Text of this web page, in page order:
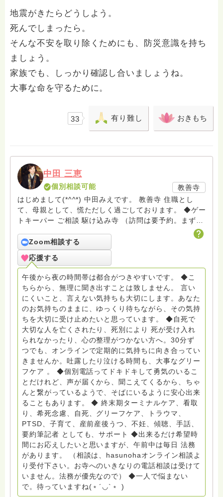
地震がきたらどうしよう。
死んでしまったら。
そんな不安を取り除くためにも、防災意識を持ち
ましょう。
家族でも、しっかり確認し合いましょうね。
大事な命を守るために。
33 有り難し おきもち
中田 三恵
個別相談可能
教善寺
はじめまして(*^^*) 中田みえです。 教善寺 住職とし
て、母親として、慌ただしく過ごしております。 ◆ゲー
トキーパー ご相談 駆け込み寺 （訪問は要予約。まずは
ターミナルケア、看取り、グリーフケア、希死念慮、自
死、産前産後うつ、育児、DV、デートDV、トラウマ、
PTSD、傾聴トレーナー、手話、要約筆記、行政相談
員、女性支援員、小学校 中学校支援員としても、ケア
サポートをしています。 ◆一般社団法人『グリーフケア
ともしび』理事長 【ともしび遺族会】運営 毎月 第１
金・昼夜2回開催（大阪駅前第3ビル） 14：00〜，18：
00〜 お問い合わせ申込⬇️こちらから
griefcare.tomoshibi@icloud.com ＊この活動は皆さま
のご支援により支えられております。ご協力をよろしく
お願いします。 ゆうちょ銀行 口座番号 普通408-
6452769 一般社団法人グリーフケアともしび ◆『ビハ
ーラサロン おしゃべりカフェひだまり』 ビハーラ和歌
山代表 居場所運営 問い合わせ申込⬇️こちらから
griefcare.tomoshibi@icloud.com ◆GEはしもとサピュ
イエ 所属 （Gender Equity 誰もが自分らしく生きるこ
とができる社会をめざして）DV・女性支援 ◆認定NPO
京都自死自殺相談センターSotto 元グリーフサポート委
員長（2018〜2024） ◆保育士.幼稚園教諭.小学校教諭.
レクリエーションインストラクター.中学校DV授業 10年
間 保育 教育の現場で 総主任として勤めた経験も生かし
つつ、お話できることがあれば 幸いです。 いつも あな
たとともに。南無阿弥陀仏 ここでは、宗旨を問いませ
ん。 まずは、ひとりで抱え込まないで。 来寺お問い合
わせは⬇️こちらから miehimeyo@gmail.com ※時間を割
Zoom相談する
応援する
午後から夜の時間帯は都合がつきやすいです。 ◆こ
ちらから、無理に聞き出すことは致しません。 言い
にくいこと、言えない気持ちも大切にします。あなた
のお気持ちのままに、ゆっくり待ちながら、その気持
ちを大切に受け止めたいと思っています。 ◆自死で
大切な人を亡くされたり、死別により 死が受け入れ
られなかったり、心の整理がつかない方へ。30分ず
つでも、オンラインで定期的に気持ちに向き合ってい
きませんか。吐露したり泣ける時間も、大事なグリー
フケア 。 ◆個別電話ってドキドキして勇気のいるこ
とだけれど、声が届くから、聞こえてくるから、ちゃ
んと繋がっているようで、そばにいるように安心出来
ることもあります。 ◆ 終末期ターミナルケア、看取
り、希死念慮、自死、グリーフケア、トラウマ、
PTSD、子育て、産前産後うつ、不妊、傾聴、手話、
要約筆記者 としても、サポート ◆出来るだけ希望時
間にお応えしたいと思いますが、午前中は毎日 法務
があります。 （相談は、hasunohaオンライン相談よ
り受付下さい。お寺へのいきなりの電話相談は受けて
いません。法務が優先なので） ◆一人で悩まない
で。待っていますね(﹡´◡`﹡ )